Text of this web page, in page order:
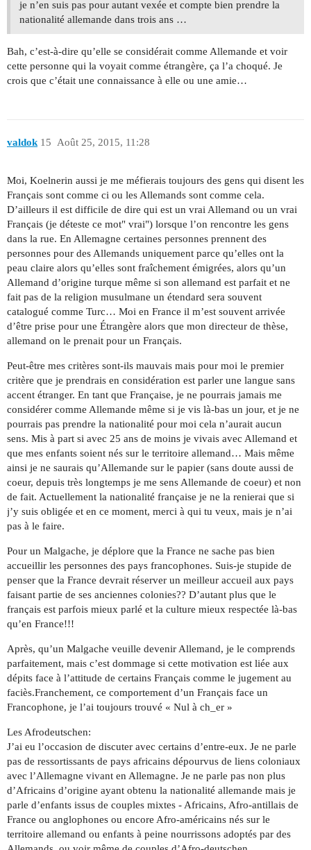
je n’en suis pas pour autant vexée et compte bien prendre la
nationalité allemande dans trois ans …
Bah, c’est-à-dire qu’elle se considérait comme Allemande et voir
cette personne qui la voyait comme étrangère, ça l’a choqué. Je
crois que c’était une connaissance à elle ou une amie…
valdok Août 25, 2015, 11:28
15
Moi, Koelnerin aussi je me méfierais toujours des gens qui disent les
Français sont comme ci ou les Allemands sont comme cela.
D’ailleurs il est difficile de dire qui est un vrai Allemand ou un vrai
Français (je déteste ce mot" vrai") lorsque l’on rencontre les gens
dans la rue. En Allemagne certaines personnes prennent des
personnes pour des Allemands uniquement parce qu’elles ont la
peau claire alors qu’elles sont fraîchement émigrées, alors qu’un
Allemand d’origine turque même si son allemand est parfait et ne
fait pas de la religion musulmane un étendard sera souvent
catalogué comme Turc… Moi en France il m’est souvent arrivée
d’être prise pour une Étrangère alors que mon directeur de thèse,
allemand on le prenait pour un Français.
Peut-être mes critères sont-ils mauvais mais pour moi le premier
critère que je prendrais en considération est parler une langue sans
accent étranger. En tant que Française, je ne pourrais jamais me
considérer comme Allemande même si je vis là-bas un jour, et je ne
pourrais pas prendre la nationalité pour moi cela n’aurait aucun
sens. Mis à part si avec 25 ans de moins je vivais avec Allemand et
que mes enfants soient nés sur le territoire allemand… Mais même
ainsi je ne saurais qu’Allemande sur le papier (sans doute aussi de
coeur, depuis très longtemps je me sens Allemande de coeur) et non
de fait. Actuellement la nationalité française je ne la renierai que si
j’y suis obligée et en ce moment, merci à qui tu veux, mais je n’ai
pas à le faire.
Pour un Malgache, je déplore que la France ne sache pas bien
accueillir les personnes des pays francophones. Suis-je stupide de
penser que la France devrait réserver un meilleur accueil aux pays
faisant partie de ses anciennes colonies?? D’autant plus que le
français est parfois mieux parlé et la culture mieux respectée là-bas
qu’en France!!!
Après, qu’un Malgache veuille devenir Allemand, je le comprends
parfaitement, mais c’est dommage si cette motivation est liée aux
dépits face à l’attitude de certains Français comme le jugement au
faciès.Franchement, ce comportement d’un Français face un
Francophone, je l’ai toujours trouvé « Nul à ch_er »
Les Afrodeutschen:
J’ai eu l’occasion de discuter avec certains d’entre-eux. Je ne parle
pas de ressortissants de pays africains dépourvus de liens coloniaux
avec l’Allemagne vivant en Allemagne. Je ne parle pas non plus
d’Africains d’origine ayant obtenu la nationalité allemande mais je
parle d’enfants issus de couples mixtes - Africains, Afro-antillais de
France ou anglophones ou encore Afro-américains nés sur le
territoire allemand ou enfants à peine nourrissons adoptés par des